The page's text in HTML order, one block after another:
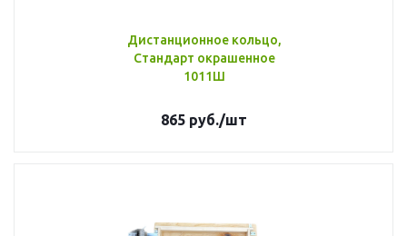
Дистанционное кольцо,
Стандарт окрашенное
1011Ш
865 руб./шт